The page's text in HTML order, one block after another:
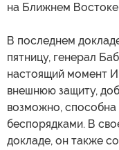
на Ближнем
В последнем
пятницу, генерал
настоящий момент
внешнюю защиту,
возможно, способна
беспорядками. В
докладе, он также